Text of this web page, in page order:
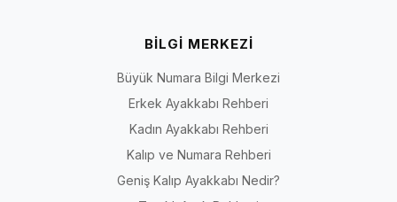
BİLGİ MERKEZİ
Büyük Numara Bilgi Merkezi
Erkek Ayakkabı Rehberi
Kadın Ayakkabı Rehberi
Kalıp ve Numara Rehberi
Geniş Kalıp Ayakkabı Nedir?